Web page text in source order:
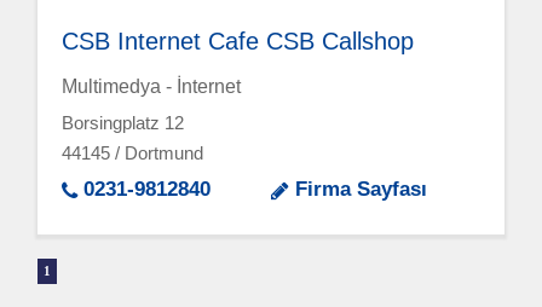
CSB Internet Cafe CSB Callshop
Multimedya - İnternet
Borsingplatz 12
44145 / Dortmund
0231-9812840 Firma Sayfası
1